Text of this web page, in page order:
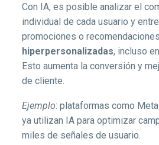
Con IA, es posible analizar el
individual de cada usuario y
promociones o recomendaciones
hiperpersonalizadas, incluso
Esto aumenta la conversión y
de cliente.
Ejemplo: plataformas como
ya utilizan IA para optimizar
miles de señales de usuario.